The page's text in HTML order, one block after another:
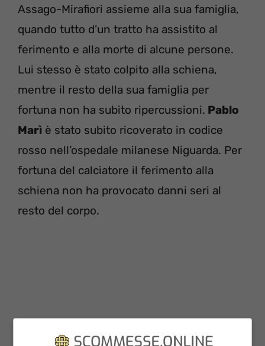
Assago-Mirafiori assieme alla sua famiglia,
quando tutto d’un tratto ha assistito al
ferimento e alla morte di alcune persone.
Lui stesso è stato colpito alla schiena,
mentre il resto della sua famiglia per
fortuna non ha subito ripercussioni. Pablo
Marì è stato subito ricoverato in codice
rosso nell’ospedale milanese Niguarda. Per
fortuna del calciatore il ferimento alla
schiena non ha provocato danni seri al
resto del corpo.